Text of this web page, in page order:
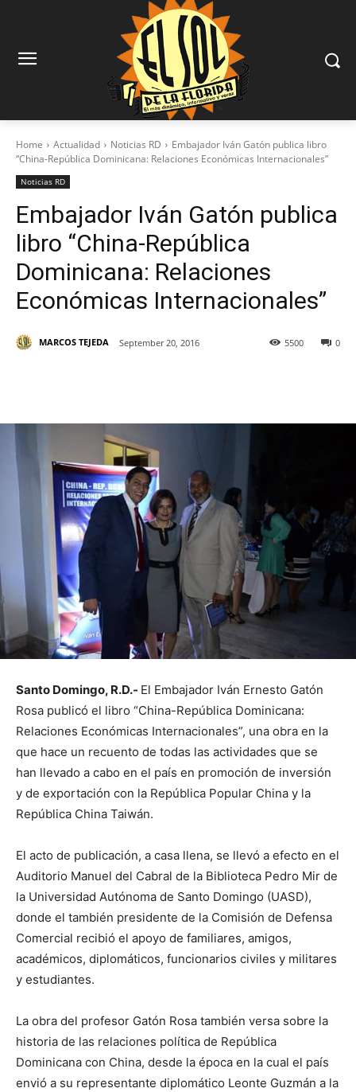
Home Actualidad Noticias RD
Embajador Iván Gatón publica libro
“China-República Dominicana: Relaciones Económicas Internacionales”
Noticias RD
Embajador Iván Gatón publica
libro “China-República
Dominicana: Relaciones
Económicas Internacionales”
MARCOS TEJEDA September 20, 2016 0
5500
Santo Domingo, R.D.- El Embajador Iván Ernesto Gatón
Rosa publicó el libro “China-República Dominicana:
Relaciones Económicas Internacionales”, una obra en la
que hace un recuento de todas las actividades que se
han llevado a cabo en el país en promoción de inversión
y de exportación con la República Popular China y la
República China Taiwán.
El acto de publicación, a casa llena, se llevó a efecto en el
Auditorio Manuel del Cabral de la Biblioteca Pedro Mir de
la Universidad Autónoma de Santo Domingo (UASD),
donde el también presidente de la Comisión de Defensa
Comercial recibió el apoyo de familiares, amigos,
académicos, diplomáticos, funcionarios civiles y militares
y estudiantes.
La obra del profesor Gatón Rosa también versa sobre la
historia de las relaciones política de República
Dominicana con China, desde la época en la cual el país
envió a su representante diplomático Leonte Guzmán a la